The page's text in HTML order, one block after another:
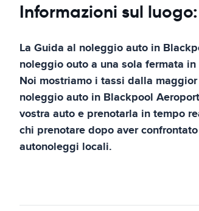
Informazioni sul
La Guida al noleggio auto in
noleggio outo a una sola fermata in
Noi mostriamo i tassi dalla
noleggio auto in Blackpool
vostra auto e prenotarla in tempo
chi prenotare dopo aver
autonoleggi locali.